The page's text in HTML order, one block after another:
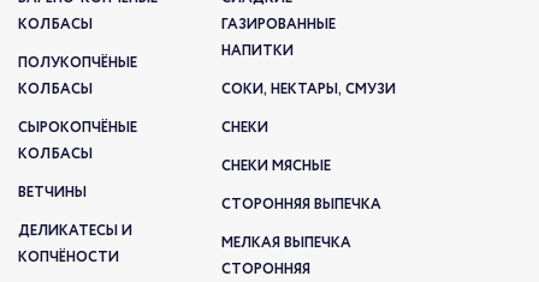
КОЛБАСЫ
ПОЛУКОПЧЁНЫЕ
КОЛБАСЫ
СЫРОКОПЧЁНЫЕ
КОЛБАСЫ
ВЕТЧИНЫ
ДЕЛИКАТЕСЫ И
КОПЧЁНОСТИ
ГАЗИРОВАННЫЕ
НАПИТКИ
СОКИ, НЕКТАРЫ, СМУЗИ
СНЕКИ
СНЕКИ МЯСНЫЕ
СТОРОННЯЯ ВЫПЕЧКА
МЕЛКАЯ ВЫПЕЧКА
СТОРОННЯЯ